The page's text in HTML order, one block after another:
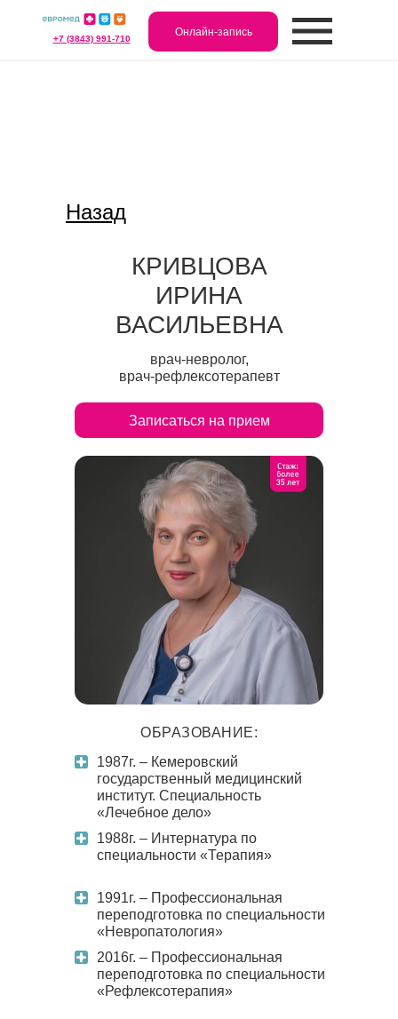
+7 (3843) 991-710
Онлайн-запись
Назад
КРИВЦОВА
ИРИНА
ВАСИЛЬЕВНА
врач-невролог,
врач-рефлексотерапевт
ОБРАЗОВАНИЕ:
1987г. – Кемеровский
государственный медицинский
институт. Специальность
«Лечебное дело»
Записаться на прием
1991г. – Профессиональная
переподготовка по специальности
«Невропатология»
1988г. – Интернатура по
специальности «Терапия»
2016г. – Профессиональная
переподготовка по специальности
«Рефлексотерапия»